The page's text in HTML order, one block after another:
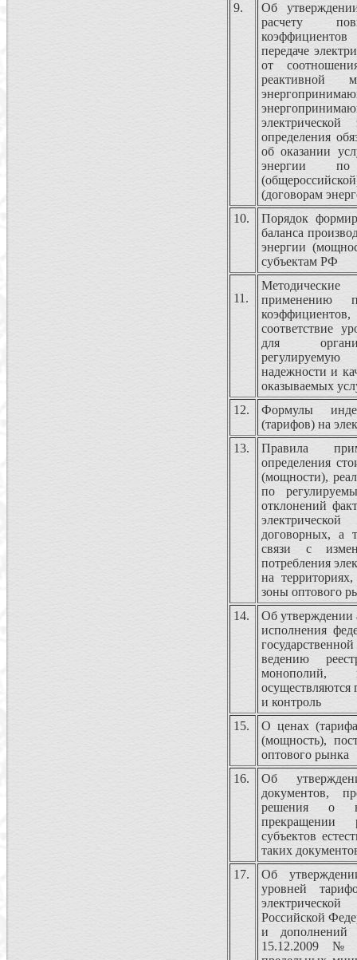
9.
Об
расчету
передаче
от
реактивной
определения
об оказании
энергии по
(договорам
10.
Порядок
баланса
энергии
субъектам РФ
11.
применению
соответствие
для
надежности и
оказываемых
12.
Формулы
(тарифов) на
13.
Правила
определения
(мощности),
по
отклонений
договорных, а
связи с
потребления
на
зоны оптового
14.
Об утверждении
исполнения
ведению
монополий,
осуществляются
и контроль
15.
О ценах
(мощность),
оптового рынка
16.
Об
документов,
решения о
прекращении
субъектов
таких
17.
Об
уровней
Российской
и
15.12.2009 №